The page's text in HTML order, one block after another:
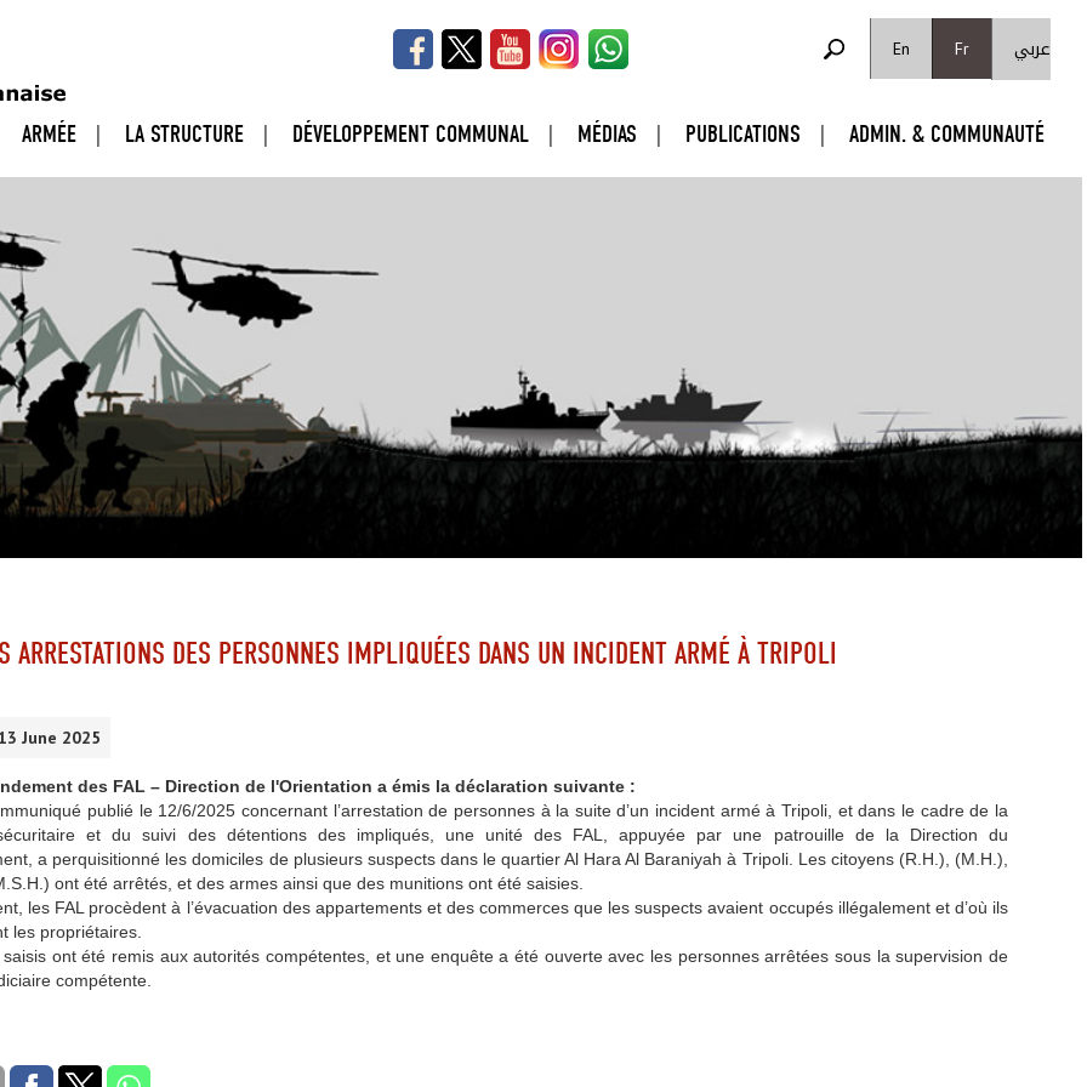
En
Fr عربي FORMULAIRE DE RECHERCHE
ARMÉE LA STRUCTURE DÉVELOPPEMENT COMMUNAL MÉDIAS PUBLICATIONS ADMIN. & COMMUNAUTÉ
ARRESTATIONS DES PERSONNES IMPLIQUÉES DANS UN INCIDENT ARMÉ À TRIPOLI
June 2025
des FAL – Direction de l'Orientation a émis la déclaration suivante :
publié le 12/6/2025 concernant l’arrestation de personnes à la suite d’un incident armé à Tripoli, et dans le cadre de la
et du suivi des détentions des impliqués, une unité des FAL, appuyée par une patrouille de la Direction du
a perquisitionné les domiciles de plusieurs suspects dans le quartier Al Hara Al Baraniyah à Tripoli. Les citoyens (R.H.), (M.H.),
ont été arrêtés, et des armes ainsi que des munitions ont été saisies.
les FAL procèdent à l’évacuation des appartements et des commerces que les suspects avaient occupés illégalement et d’où ils
les propriétaires.
saisis ont été remis aux autorités compétentes, et une enquête a été ouverte avec les personnes arrêtées sous la supervision de
compétente.